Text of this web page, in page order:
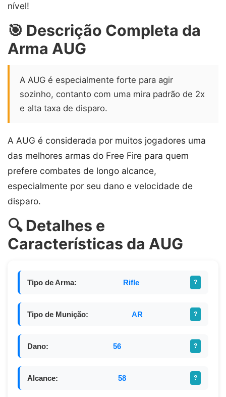
nível!
🎯 Descrição Completa da
Arma AUG
A AUG é especialmente forte para agir
sozinho, contanto com uma mira padrão de 2x
e alta taxa de disparo.
A AUG é considerada por muitos jogadores uma
das melhores armas do Free Fire para quem
prefere combates de longo alcance,
especialmente por seu dano e velocidade de
disparo.
🔍 Detalhes e
Características da AUG
Tipo de Arma: Rifle ?
Tipo de Munição: AR ?
Dano: 56 ?
Alcance: 58 ?